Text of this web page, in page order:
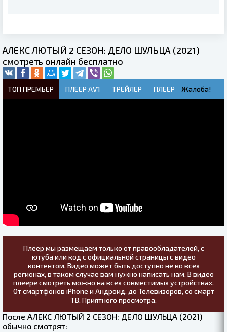
АЛЕКС ЛЮТЫЙ 2 СЕЗОН: ДЕЛО ШУЛЬЦА (2021)
смотреть онлайн бесплатно
ТОП ПРЕМЬЕР ПЛЕЕР AV1 ТРЕЙЛЕР ПЛЕЕР Жалоба!
Плеер мы размещаем только от правообладателей, с
ютуба или код с официальной страницы с видео
контентом. Видео может быть доступно не во всех
регионах, в таком случае вам нужно написать нам. В видео
плеере смотреть можно на всех совместимых устройствах.
От смартфонов iPhone и Андроид, до Телевизоров, со смарт
ТВ. Приятного просмотра.
После АЛЕКС ЛЮТЫЙ 2 СЕЗОН: ДЕЛО ШУЛЬЦА (2021)
обычно смотрят: